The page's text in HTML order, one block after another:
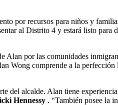
por recursos para niños y
al Distrito 4 y estará listo
Alan por las comunidades
Wong comprende a la perfección
del alcalde. Alan tiene
Hennessy . “También posee la